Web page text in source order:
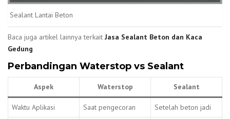
Sealant Lantai Beton
Baca juga artikel lainnya terkait Jasa Sealant Beton dan Kaca
Gedung
Perbandingan Waterstop vs Sealant
Aspek Waterstop Sealant
Waktu Aplikasi Saat pengecoran Setelah beton jadi